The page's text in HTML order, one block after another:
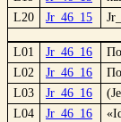
L20
Jr_46_15
L01 Jr_46_16
L02
Jr_46_16
L03
Jr_46_16
L04
Jr_46_16